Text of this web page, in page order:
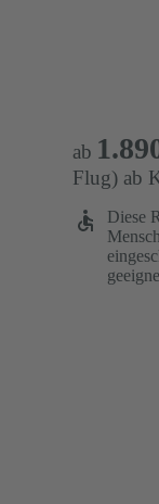
ab
Flug) ab
Diese